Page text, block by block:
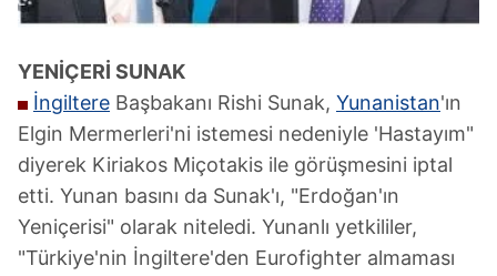
almak için lütfen tıklayınız
YENİÇERİ SUNAK
İngiltere Başbakanı Rishi Sunak, Yunanistan'ın
Elgin Mermerleri'ni istemesi nedeniyle 'Hastayım"
diyerek Kiriakos Miçotakis ile görüşmesini iptal
etti. Yunan basını da Sunak'ı, "Erdoğan'ın
Yeniçerisi" olarak niteledi. Yunanlı yetkililer,
"Türkiye'nin İngiltere'den Eurofighter almaması